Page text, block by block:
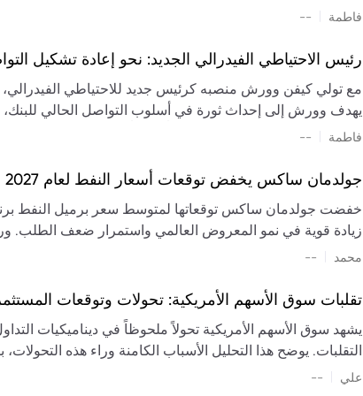
تشكيل تقييم الصناعة، مع توقعات بارتفاع مستمر في الأسعار
فاطمة --
رئيس الاحتياطي الفيدرالي الجديد: نحو إعادة تشكيل
مع تولي كيفن وورش منصبه كرئيس جديد للاحتياطي الفيدرالي،
يهدف وورش إلى إحداث ثورة في أسلوب التواصل الحالي للبنك،
السياسة ويمنح البنك المركزي دوراً مبالغاً فيه. يسعى إلى
فاطمة --
جولدمان ساكس يخفض توقعات أسعار النفط لعام 2027 وسط تغيرات في العرض والطلب
زيادة قوية في نمو المعروض العالمي واستمرار ضعف الطلب.
العالمية في الربع الثاني
سابقًا. من المتوقع عودة صادرات دول الخليج إلى طبيعتها
عدم اليقين الجيوسياسي يمكن أن يؤدي إلى تقلبات سعرية
استمرار الاضطرابات، وسيناريوهات لانخفاض الأسعار في
إضافي.
محمد --
تقلبات سوق الأسهم الأمريكية: تحولات وتوقعات
يشهد سوق الأسهم الأمريكية تحولاً ملحوظاً في ديناميكيات
التقلبات. يوضح هذا التحليل الأسباب الكامنة وراء هذه
علي --